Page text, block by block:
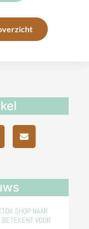
SHOP NAAR
VOOR